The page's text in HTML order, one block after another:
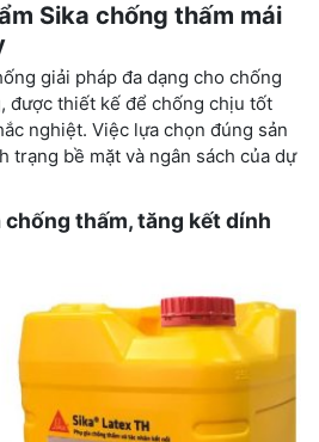
Sika chống thấm mái
giải pháp đa dạng cho chống
được thiết kế để chống chịu tốt
nghiệt. Việc lựa chọn đúng sản
trạng bề mặt và ngân sách của dự
chống thấm, tăng kết dính